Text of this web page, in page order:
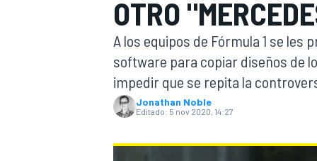
INDYCAR
OTRO
A los equipos de Fórmula 1 se
software para copiar diseños de
impedir que se repita la
Jonathan Noble
Editado: 5 nov 2020, 14:27